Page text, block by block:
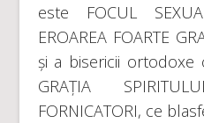
este FOCUL
EROAREA FOARTE
și a bisericii ortodoxe
GRAȚIA
FORNICATORI, ce